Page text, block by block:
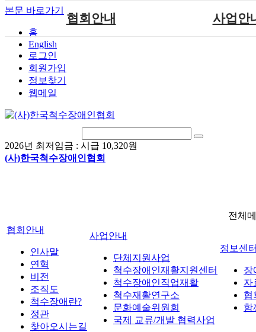
본문 바로가기
홈
English
로그인
회원가입
정보찾기
웹메일
2026년 최저임금 : 시급 10,320원
(사)한국척수장애인협회
협회안내
척수장애란?
찾아오시는길
사업안
국제 교류/개발 협
전체
협회안내
인사말
연혁
비전
조직도
척수장애란?
정관
찾아오시는길
사업안내
단체지원사업
척수장애인재활지원센터
척수장애인직업재활
척수재활연구소
문화예술위원회
국제 교류/개발 협력사업
정보센터
장
자
협
함